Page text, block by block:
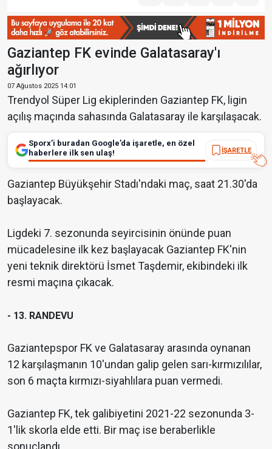
Gaziantep FK evinde Galatasaray'ı
ağırlıyor
07 Ağustos 2025 14:01
Trendyol Süper Lig ekiplerinden Gaziantep FK, ligin
açılış maçında sahasında Galatasaray ile karşılaşacak.
Sporx’i buradan Google’da işaretle, en özel
haberlere ilk sen ulaş!
İŞARETLE
Gaziantep Büyükşehir Stadı'ndaki maç, saat 21.30'da
başlayacak.
Ligdeki 7. sezonunda seyircisinin önünde puan
mücadelesine ilk kez başlayacak Gaziantep FK'nin
yeni teknik direktörü İsmet Taşdemir, ekibindeki ilk
resmi maçına çıkacak.
- 13. RANDEVU
Gaziantepspor FK ve Galatasaray arasında oynanan
12 karşılaşmanın 10'undan galip gelen sarı-kırmızılılar,
son 6 maçta kırmızı-siyahlılara puan vermedi.
Gaziantep FK, tek galibiyetini 2021-22 sezonunda 3-
1'lik skorla elde etti. Bir maç ise beraberlikle
sonuçlandı.